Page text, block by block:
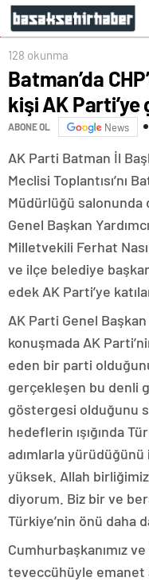
128 okunma
Batman’da
kişi AK Parti’ye
ABONE OL News
AK Parti Batman İl
Meclisi Toplantısı’nı
Müdürlüğü salonunda
Genel Başkan
Milletvekili Ferhat
ve ilçe belediye
edek AK Parti’ye
AK Parti Genel Başkan
konuşmada AK
eden bir parti
gerçekleşen bu denli
göstergesi olduğunu
hedeflerin ışığında
adımlarla
yüksek. Allah
diyorum. Biz bir ve
Türkiye’nin önü daha
Cumhurbaşkanımız
teveccühüyle emanet